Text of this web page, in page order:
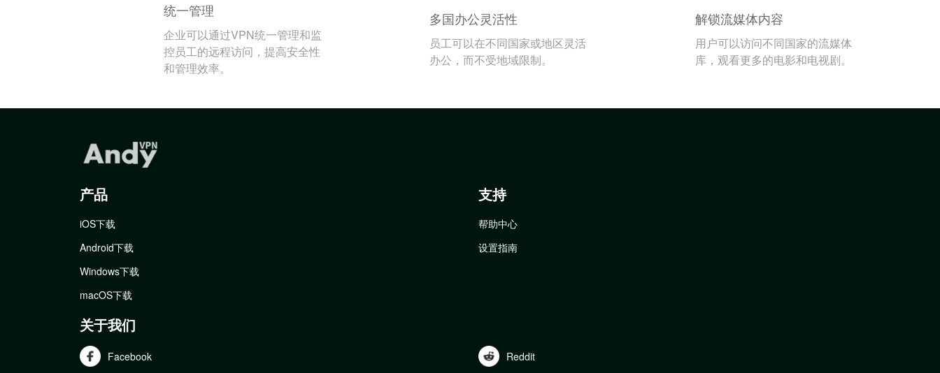
统一管理
企业可以通过VPN统一管理和监
控员工的远程访问，提高安全性
和管理效率。
多国办公灵活性
员工可以在不同国家或地区灵活
办公，而不受地域限制。
解锁流媒体内容
用户可以访问不同国家的流媒体
库，观看更多的电影和电视剧。
产品
iOS下载
Android下载
Windows下载
macOS下载
支持
帮助中心
设置指南
关于我们
Facebook Reddit